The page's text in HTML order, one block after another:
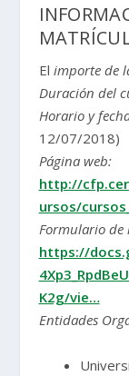
El importe de
Duración del
Horario y
12/07/2018)
Página web:
http://
ursos/
Formulario de
https://
K2g/vie…
Entidades